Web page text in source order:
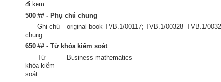
đi kèm
500 ## - Phụ chú chung
Ghi chú
chung
original book TVB.1/00117; TVB.1/00328; TVB.1/
650 ## - Từ khóa kiểm soát
Từ
khóa kiểm
soát
Business mathematics